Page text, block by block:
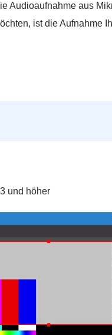
Audioaufnahme aus
ist die Aufnahme
und höher